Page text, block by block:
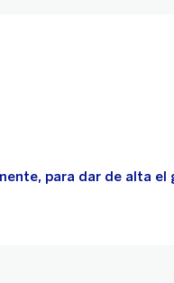
para dar de alta el